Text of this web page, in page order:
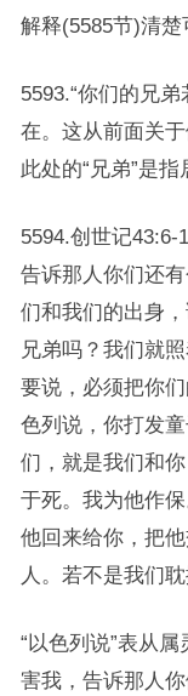
解释(5585节)清楚
5593.“你们的兄
在。这从前面关
此处的“兄弟”是指
5594.创世记43:6-
告诉那人你们还
们和我们的出身
兄弟吗？我们就
要说，必须把你
色列说，你打发
们，就是我们和
于死。我为他作
他回来给你，把
人。若不是我们
“以色列说”表从
害我，告诉那人